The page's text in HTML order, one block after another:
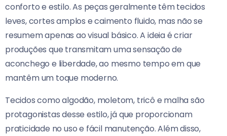
conforto e estilo. As peças geralmente têm tecidos
leves, cortes amplos e caimento fluido, mas não se
resumem apenas ao visual básico. A ideia é criar
produções que transmitam uma sensação de
aconchego e liberdade, ao mesmo tempo em que
mantêm um toque moderno.
Tecidos como algodão, moletom, tricô e malha são
protagonistas desse estilo, já que proporcionam
praticidade no uso e fácil manutenção. Além disso,